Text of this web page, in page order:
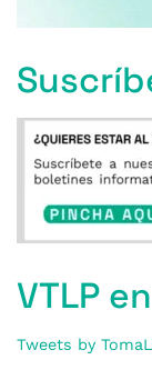
VTLP
Tweets by